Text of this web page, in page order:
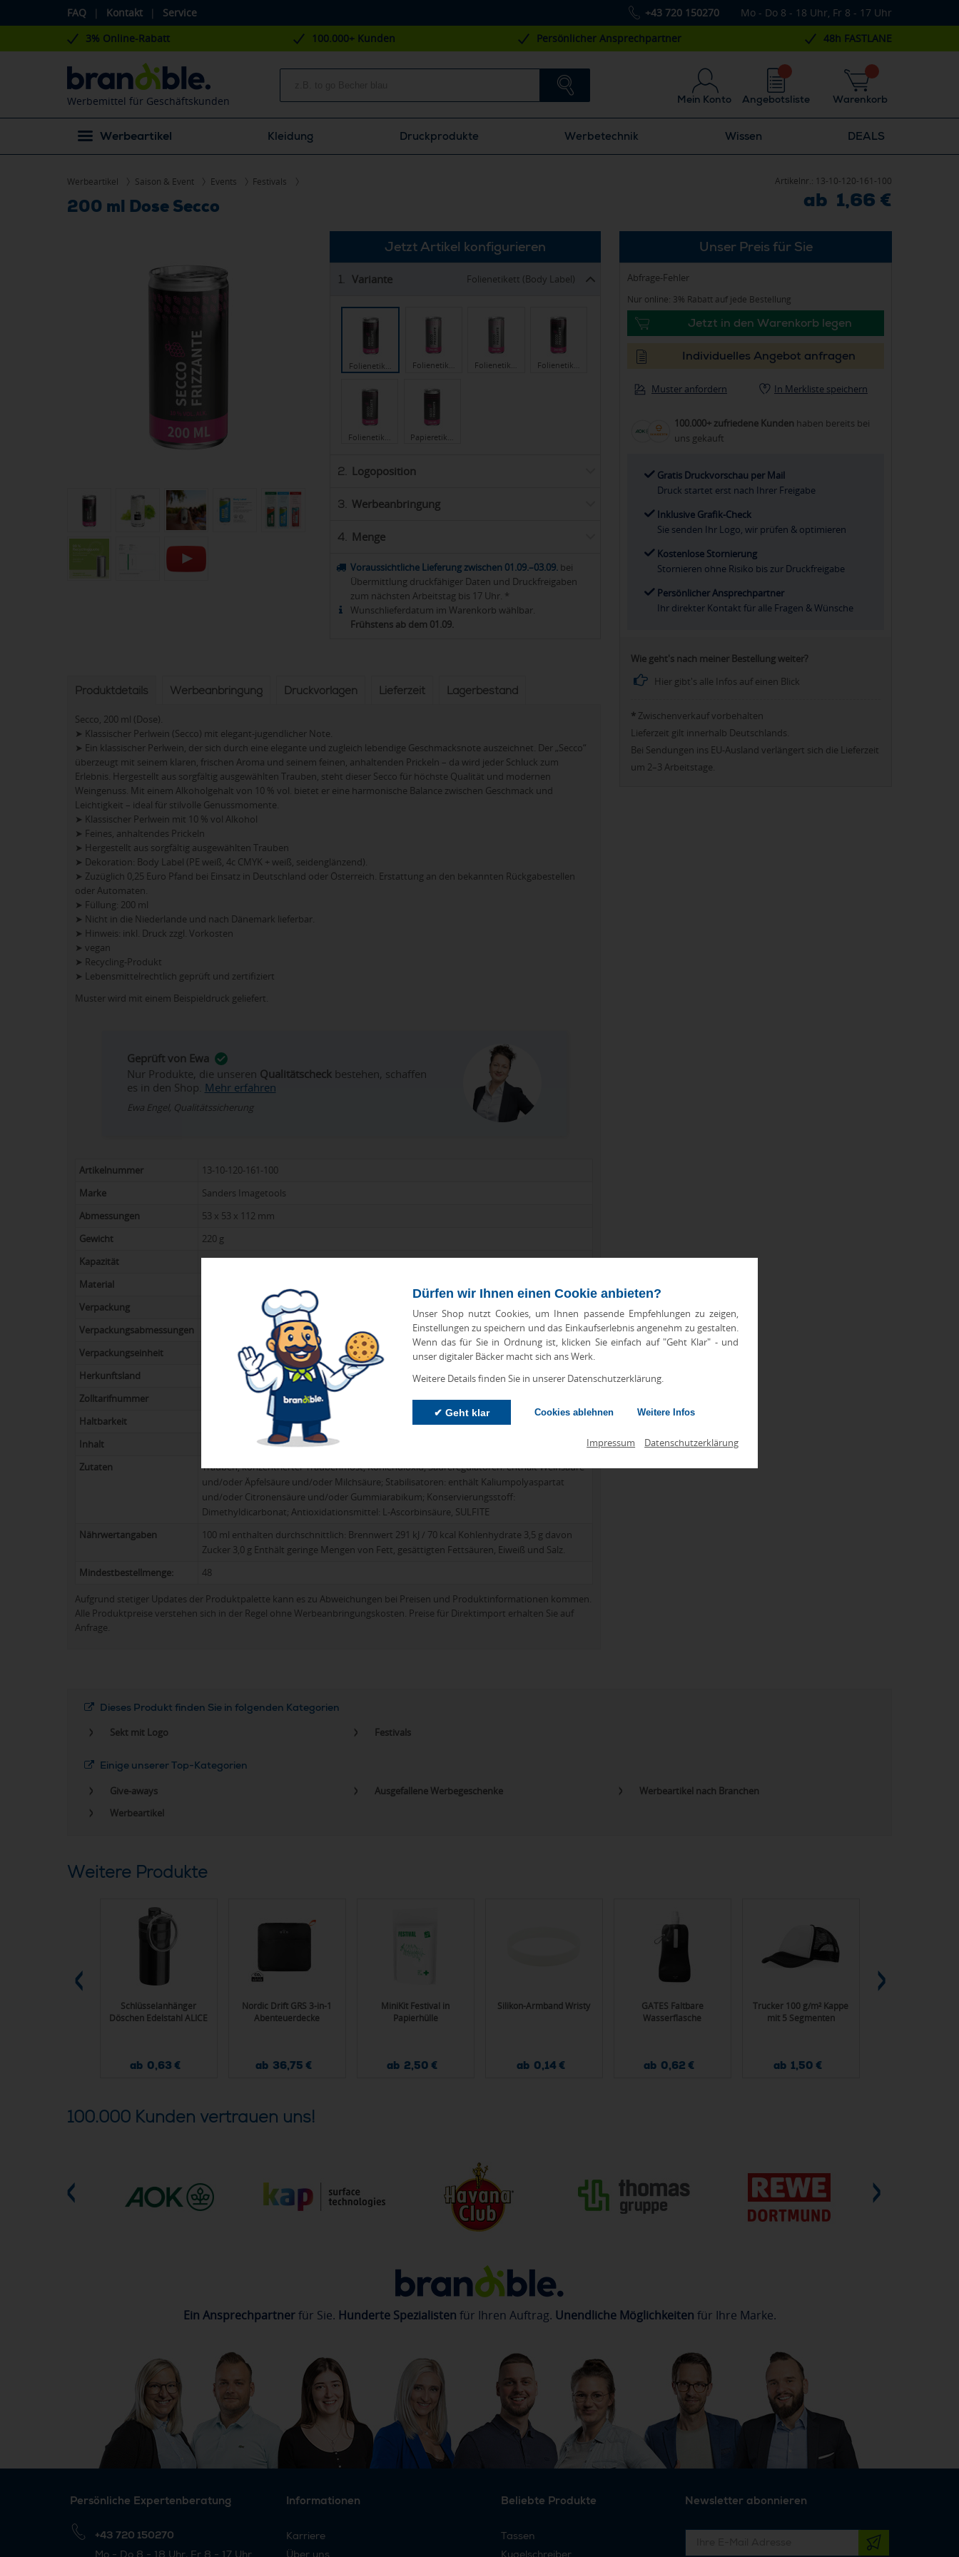
FAQ | Kontakt | Service +43 720 150270 Mo - Do 8 - 18 Uhr, Fr 8 - 17 Uhr
Dürfen wir Ihnen einen Cookie anbieten?
Unser Shop nutzt Cookies, um Ihnen passende Empfehlungen zu zeigen,
Einstellungen zu speichern und das Einkaufserlebnis angenehm zu gestalten.
Wenn das für Sie in Ordnung ist, klicken Sie einfach auf "Geht Klar" - und
unser digitaler Bäcker macht sich ans Werk.
Weitere Details finden Sie in unserer Datenschutzerklärung.
✔ Geht klar Cookies ablehnen Weitere Infos
Impressum Datenschutzerklärung
3% Online-Rabatt 100.000+ Kunden Persönlicher Ansprechpartner 48h FASTLANE
Werbemittel für Geschäftskunden Mein Konto Warenkorb
Angebotsliste
Werbeartikel Kleidung Druckprodukte Werbetechnik Wissen DEALS
Werbeartikel Saison & Event Events Festivals
200 ml Dose Secco
Artikelnr.: 13-10-120-161-100
ab 1,66 €
Jetzt Artikel konfigurieren
1. Variante Folienetikett (Body Label)
Folienetik… Folienetik… Folienetik… Folienetik…
Folienetik… Papieretik…
2. Logoposition
3. Werbeanbringung
4. Menge
Voraussichtliche Lieferung zwischen 01.09.–03.09. bei
Übermittlung druckfähiger Daten und Druckfreigaben
zum nächsten Arbeitstag bis 17 Uhr. *
Wunschlieferdatum im Warenkorb wählbar.
Frühstens ab dem 01.09.
Produktdetails Werbeanbringung Druckvorlagen Lieferzeit Lagerbestand
Secco, 200 ml (Dose).
➤ Klassischer Perlwein (Secco) mit elegant-jugendlicher Note.
➤ Ein klassischer Perlwein, der sich durch eine elegante und zugleich lebendige Geschmacksnote auszeichnet. Der „Secco“
überzeugt mit seinem klaren, frischen Aroma und seinem feinen, anhaltenden Prickeln – da wird jeder Schluck zum
Erlebnis. Hergestellt aus sorgfältig ausgewählten Trauben, steht dieser Secco für höchste Qualität und modernen
Weingenuss. Mit einem Alkoholgehalt von 10 % vol. bietet er eine harmonische Balance zwischen Geschmack und
Leichtigkeit – ideal für stilvolle Genussmomente.
➤ Klassischer Perlwein mit 10 % vol Alkohol
➤ Feines, anhaltendes Prickeln
➤ Hergestellt aus sorgfältig ausgewählten Trauben
➤ Dekoration: Body Label (PE weiß, 4c CMYK + weiß, seidenglänzend).
➤ Zuzüglich 0,25 Euro Pfand bei Einsatz in Deutschland oder Österreich. Erstattung an den bekannten Rückgabestellen
oder Automaten.
➤ Füllung: 200 ml
➤ Nicht in die Niederlande und nach Dänemark lieferbar.
➤ Hinweis: inkl. Druck zzgl. Vorkosten
➤ vegan
➤ Recycling-Produkt
➤ Lebensmittelrechtlich geprüft und zertifiziert
Muster wird mit einem Beispieldruck geliefert.
Geprüft von Ewa
Nur Produkte, die unseren Qualitätscheckbestehen, schaffen
es in den Shop. Mehr erfahren
Ewa Engel, Qualitätssicherung
Artikelnummer
13-10-120-161-100
Marke
Sanders Imagetools
Abmessungen
53 x 53 x 112 mm
Gewicht
220 g
Kapazität
200 ml
Material
Verpackung
stehend im Tray
Verpackungsabmessungen
32,5 x 21,5 x 11,5 cm
Verpackungseinheit
Herkunftsland
Deutschland
Zolltarifnummer
Haltbarkeit
Perlwein: Kein MHD
Inhalt
Perlwein mit zugesetzter Kohlensäure aus der Europäischen Union
Zutaten
Trauben, konzentrierter Traubenmost, Kohlendioxid, Säureregulatoren: enthält Weinsäure
und/oder Äpfelsäure und/oder Milchsäure; Stabilisatoren: enthält Kaliumpolyaspartat
und/oder Citronensäure und/oder Gummiarabikum; Konservierungsstoff:
Dimethyldicarbonat; Antioxidationsmittel: L-Ascorbinsäure, SULFITE
Nährwertangaben
100 ml enthalten durchschnittlich: Brennwert 291 kJ / 70 kcal Kohlenhydrate 3,5 g davon
Zucker 3,0 g Enthält geringe Mengen von Fett, gesättigten Fettsäuren, Eiweiß und Salz.
Mindestbestellmenge:
48
Aufgrund stetiger Updates der Produktpalette kann es zu Abweichungen bei Preisen und Produktinformationen kommen.
Alle Produktpreise verstehen sich in der Regel ohne Werbeanbringungskosten. Preise für Direktimport erhalten Sie auf
Anfrage.
Unser Preis für Sie
Abfrage-Fehler
Nur online: 3% Rabatt auf jede Bestellung
Jetzt in den Warenkorb legen
Individuelles Angebot anfragen
Muster anfordern In Merkliste speichern
100.000+ zufriedene Kunden haben bereits bei
uns gekauft
Gratis Druckvorschau per Mail
Druck startet erst nach Ihrer Freigabe
Inklusive Grafik-Check
Sie senden Ihr Logo, wir prüfen & optimieren
Kostenlose Stornierung
Stornieren ohne Risiko bis zur Druckfreigabe
Persönlicher Ansprechpartner
Ihr direkter Kontakt für alle Fragen & Wünsche
Wie geht's nach meiner Bestellung weiter?
Hier gibt's alle Infos auf einen Blick
* Zwischenverkauf vorbehalten
Lieferzeit gilt innerhalb Deutschlands.
Bei Sendungen ins EU-Ausland verlängert sich die Lieferzeit
um 2–3 Arbeitstage.
Dieses Produkt finden Sie in folgenden Kategorien
Sekt mit Logo
Festivals
Einige unserer Top-Kategorien
Give-aways
Ausgefallene Werbegeschenke
Werbeartikel nach Branchen
Werbeartikel
Weitere Produkte
Schlüsselanhänger
Döschen Edelstahl ALICE
ab 0,63 €
Nordic Drift GRS 3-in-1
Abenteuerdecke
ab 36,75 €
MiniKit Festival in
Papierhülle
ab 2,50 €
Silikon-Armband Wristy
ab 0,14 €
GATES Faltbare
Wasserflasche
ab 0,62 €
Trucker 100 g/m² Kappe
mit 5 Segmenten
ab 1,50 €
100.000 Kunden vertrauen uns!
Ein Ansprechpartnerfür Sie. Hunderte Spezialisten für Ihren Auftrag. Unendliche Möglichkeiten für Ihre Marke.
Persönliche Expertenberatung
+43 720 150270
Mo - Do 8 - 18 Uhr, Fr 8 - 17 Uhr
Informationen
Karriere
Über uns
Beliebte Produkte
Tassen
Kugelschreiber
Newsletter abonnieren